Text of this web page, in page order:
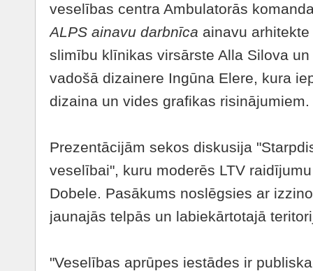
veselības centra Ambulatorās
ALPS ainavu darbnīca ainavu
slimību klīnikas virsārste Alla Silova
vadošā dizainere Ingūna Elere, kura
dizaina un vides grafikas risinājumiem.
Prezentācijām sekos diskusija
veselībai", kuru moderēs LTV
Dobele. Pasākums noslēgsies ar
jaunajās telpās un labiekārtotajā
"Veselības aprūpes iestādes ir